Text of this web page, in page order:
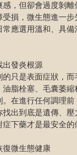
，但卻會過度剝
損，微生態進一
應選用溫和、具
出發炎根源
只是表面症狀，
脂栓塞、毛囊萎
在進行任何調理
出到底是遺傳、
下藥才是最安全的
復微生態健康